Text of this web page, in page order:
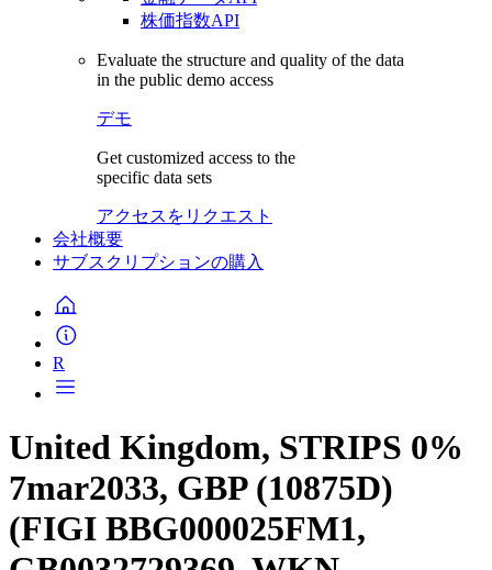
株価指数API
Evaluate the structure and quality of the data
in the public demo access
デモ
Get customized access to the
specific data sets
アクセスをリクエスト
会社概要
サブスクリプションの購入
R
United Kingdom, STRIPS 0%
7mar2033, GBP (10875D)
(FIGI BBG000025FM1,